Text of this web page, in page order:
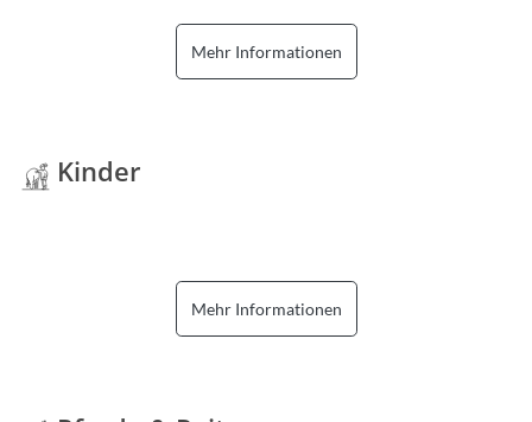
Mehr Informationen
Kinder
Mehr Informationen